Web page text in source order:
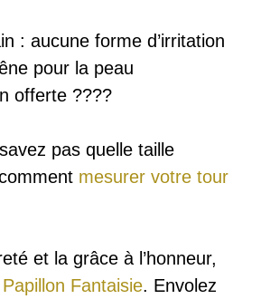
: aucune forme d’irritation
pour la peau
offerte ????
pas quelle taille
mesurer votre tour
et la grâce à l’honneur,
Fantaisie. Envolez